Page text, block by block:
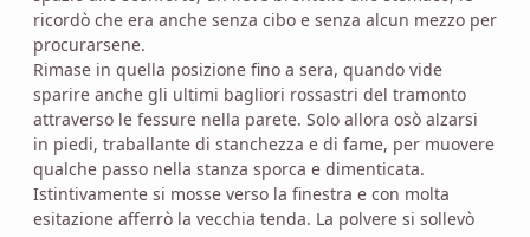
ricordò che era anche senza cibo e senza alcun mezzo per
procurarsene.
Rimase in quella posizione fino a sera, quando vide
sparire anche gli ultimi bagliori rossastri del tramonto
attraverso le fessure nella parete. Solo allora osò alzarsi
in piedi, traballante di stanchezza e di fame, per muovere
qualche passo nella stanza sporca e dimenticata.
Istintivamente si mosse verso la finestra e con molta
esitazione afferrò la vecchia tenda. La polvere si sollevò